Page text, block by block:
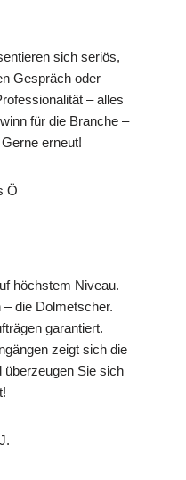
sich seriös,
Gespräch oder
– alles
für die Branche –
erneut!
Ö
höchstem Niveau.
die Dolmetscher.
garantiert.
zeigt sich die
überzeugen Sie sich